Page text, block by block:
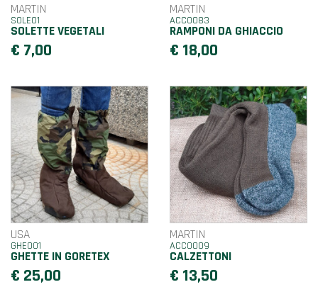
MARTIN
SOLE01
SOLETTE VEGETALI
€ 7,00
MARTIN
ACC0083
RAMPONI DA GHIACCIO
€ 18,00
USA
GHE001
GHETTE IN GORETEX
€ 25,00
MARTIN
ACC0009
CALZETTONI
€ 13,50